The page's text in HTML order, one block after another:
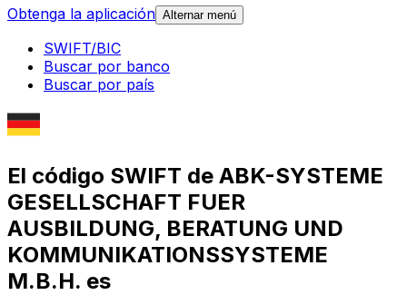
Obtenga la aplicación Alternar menú
SWIFT/BIC
Buscar por banco
Buscar por país
El código SWIFT de ABK-SYSTEME
GESELLSCHAFT FUER
AUSBILDUNG, BERATUNG UND
KOMMUNIKATIONSSYSTEME
M.B.H. es